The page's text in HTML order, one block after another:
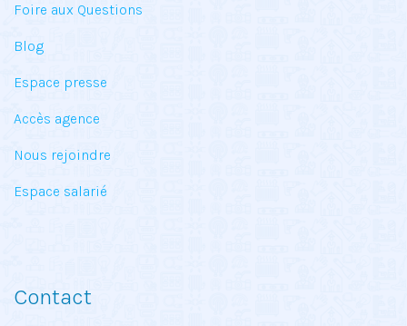
Foire aux Questions
Blog
Espace presse
Accès agence
Nous rejoindre
Espace salarié
Contact